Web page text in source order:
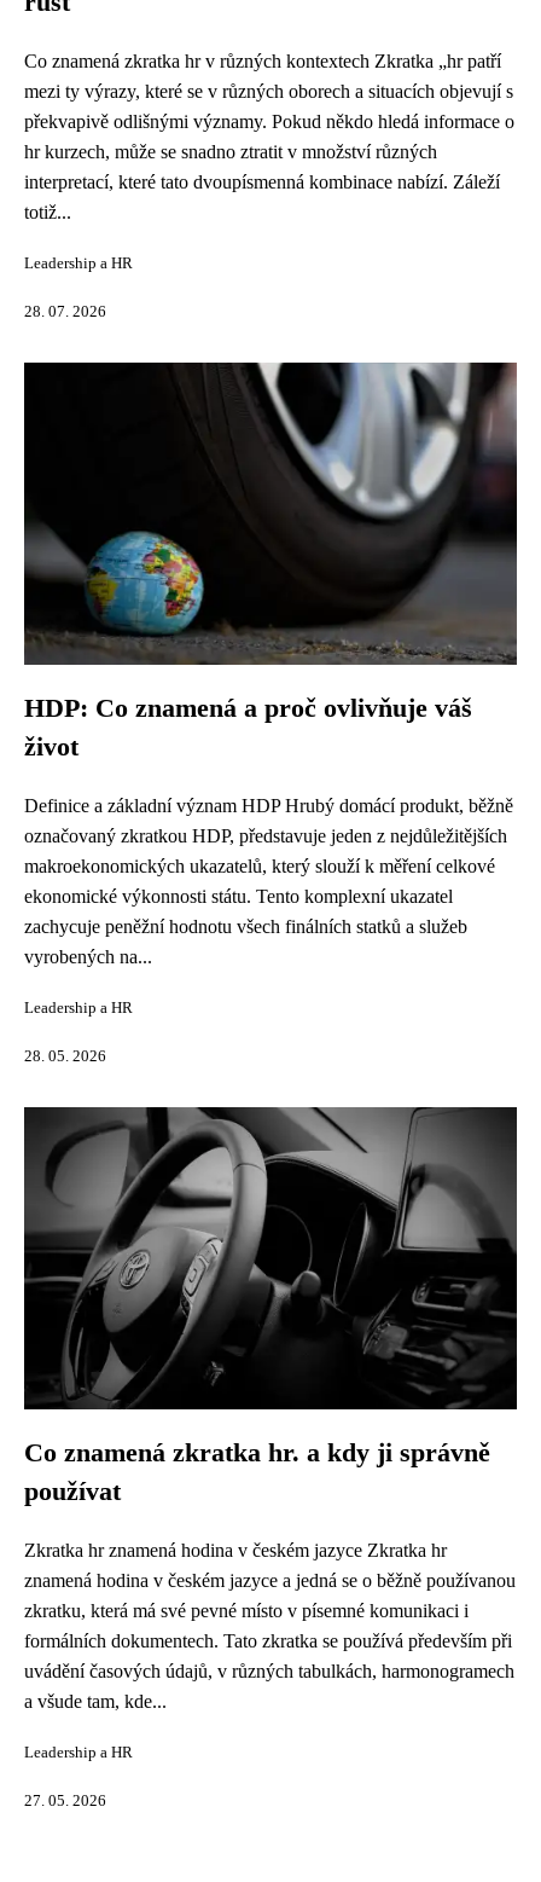
Co znamená zkratka hr v různých kontextech Zkratka „hr patří
mezi ty výrazy, které se v různých oborech a situacích objevují s
překvapivě odlišnými významy. Pokud někdo hledá informace o
hr kurzech, může se snadno ztratit v množství různých
interpretací, které tato dvoupísmenná kombinace nabízí. Záleží
totiž...
Leadership a HR
28. 07. 2026
HDP: Co znamená a proč ovlivňuje váš
život
Definice a základní význam HDP Hrubý domácí produkt, běžně
označovaný zkratkou HDP, představuje jeden z nejdůležitějších
makroekonomických ukazatelů, který slouží k měření celkové
ekonomické výkonnosti státu. Tento komplexní ukazatel
zachycuje peněžní hodnotu všech finálních statků a služeb
vyrobených na...
Leadership a HR
28. 05. 2026
Co znamená zkratka hr. a kdy ji správně
používat
Zkratka hr znamená hodina v českém jazyce Zkratka hr
znamená hodina v českém jazyce a jedná se o běžně používanou
zkratku, která má své pevné místo v písemné komunikaci i
formálních dokumentech. Tato zkratka se používá především při
uvádění časových údajů, v různých tabulkách, harmonogramech
a všude tam, kde...
Leadership a HR
27. 05. 2026